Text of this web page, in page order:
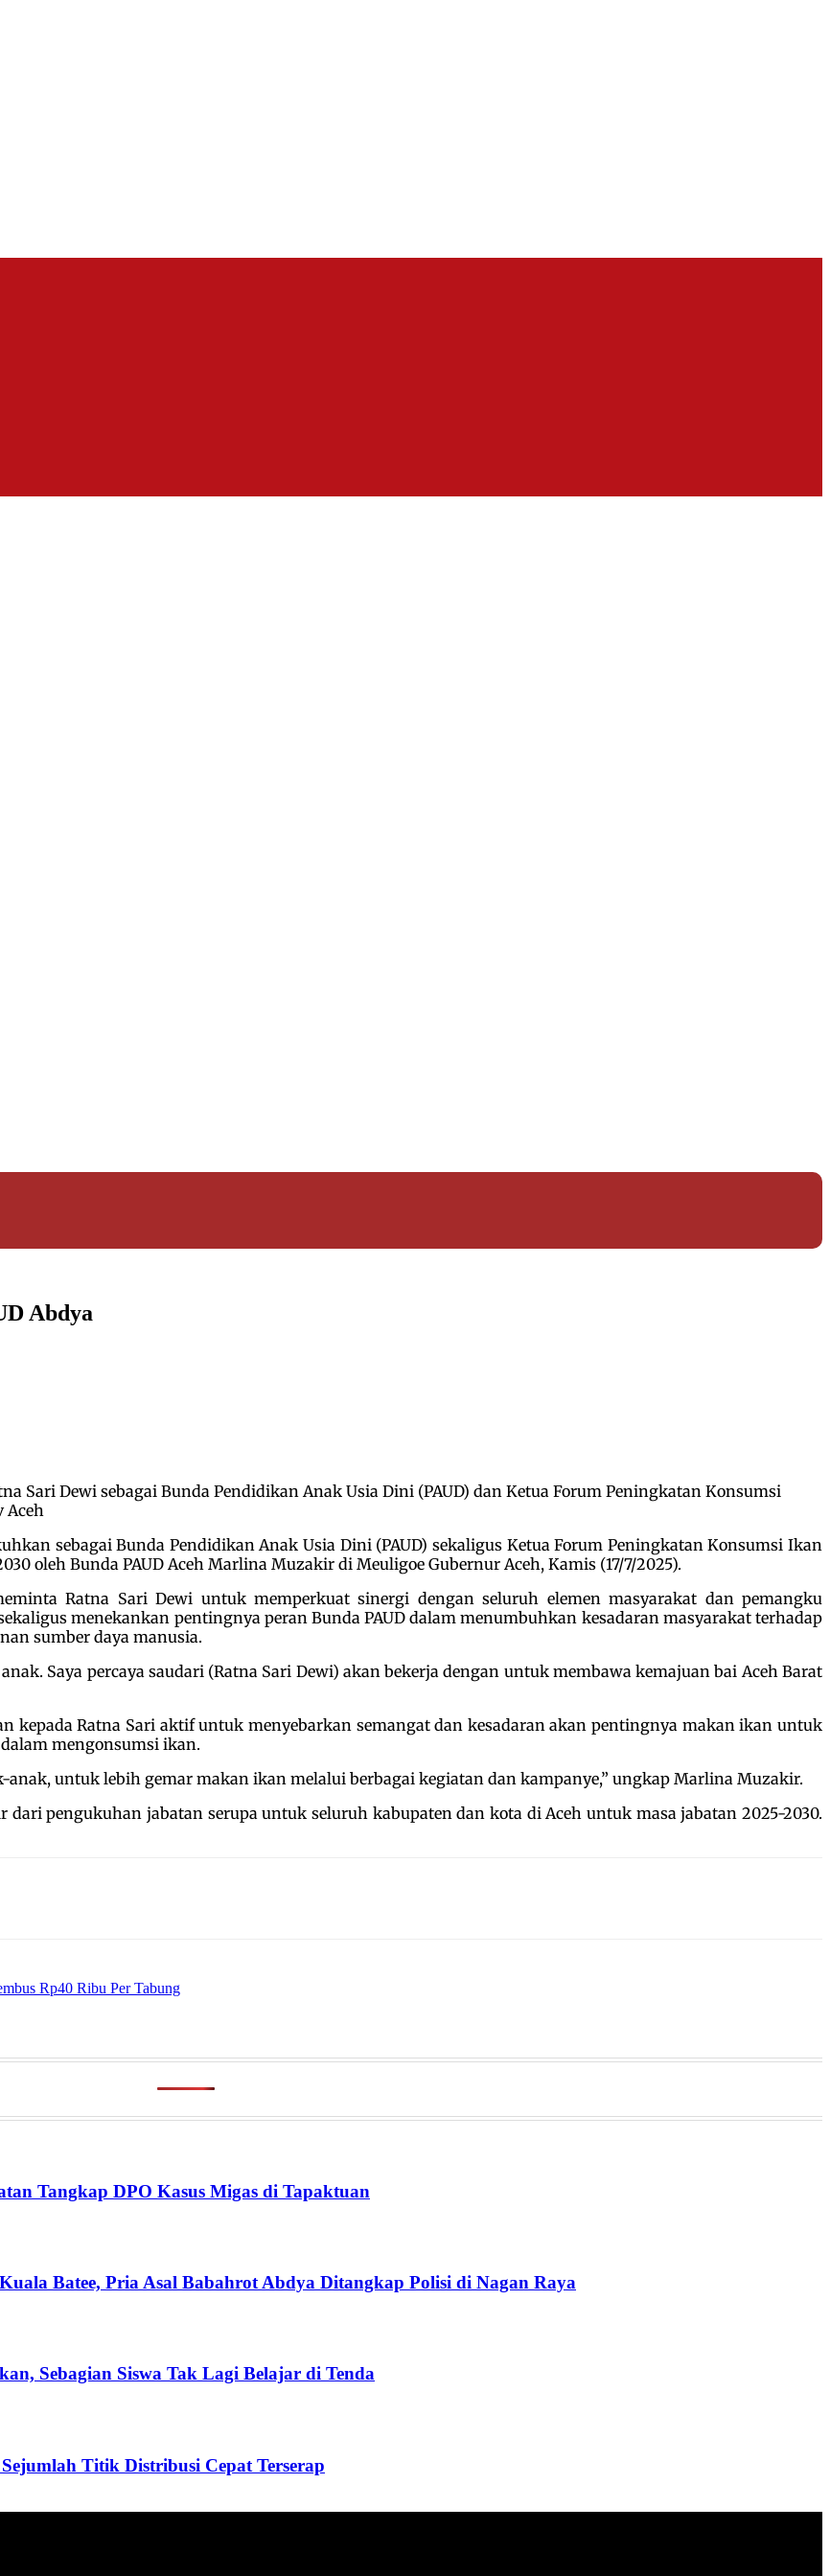
Abdya
Sari Dewi sebagai Bunda Pendidikan Anak Usia Dini (PAUD) dan Ketua Forum Peningkatan Konsumsi
Aceh
sebagai Bunda Pendidikan Anak Usia Dini (PAUD) sekaligus Ketua Forum Peningkatan Konsumsi Ikan
oleh Bunda PAUD Aceh Marlina Muzakir di Meuligoe Gubernur Aceh, Kamis (17/7/2025).
Ratna Sari Dewi untuk memperkuat sinergi dengan seluruh elemen masyarakat dan pemangku
menekankan pentingnya peran Bunda PAUD dalam menumbuhkan kesadaran masyarakat terhadap
sumber daya manusia.
Saya percaya saudari (Ratna Sari Dewi) akan bekerja dengan untuk membawa kemajuan bai Aceh Barat
kepada Ratna Sari aktif untuk menyebarkan semangat dan kesadaran akan pentingnya makan ikan untuk
mengonsumsi ikan.
untuk lebih gemar makan ikan melalui berbagai kegiatan dan kampanye,” ungkap Marlina Muzakir.
pengukuhan jabatan serupa untuk seluruh kabupaten dan kota di Aceh untuk masa jabatan 2025-2030.
Rp40 Ribu Per Tabung
Tangkap DPO Kasus Migas di Tapaktuan
Batee, Pria Asal Babahrot Abdya Ditangkap Polisi di Nagan Raya
Sebagian Siswa Tak Lagi Belajar di Tenda
Titik Distribusi Cepat Terserap